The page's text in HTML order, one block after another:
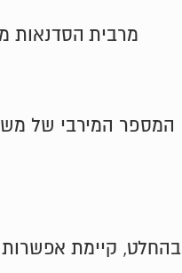
מרבית הסדנאות מתקיימות
בהחלט, קיימת אפשרות